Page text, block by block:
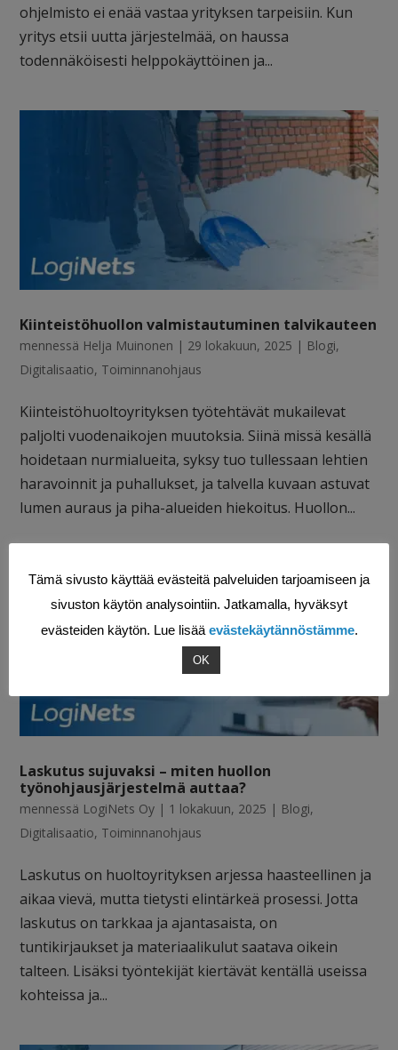
ohjelmisto ei enää vastaa yrityksen tarpeisiin. Kun
yritys etsii uutta järjestelmää, on haussa
todennäköisesti helppokäyttöinen ja...
Kiinteistöhuollon valmistautuminen talvikauteen
mennessä Helja Muinonen | 29 lokakuun, 2025 | Blogi,
Digitalisaatio, Toiminnanohjaus
Kiinteistöhuoltoyrityksen työtehtävät mukailevat
paljolti vuodenaikojen muutoksia. Siinä missä kesällä
hoidetaan nurmialueita, syksy tuo tullessaan lehtien
haravoinnit ja puhallukset, ja talvella kuvaan astuvat
lumen auraus ja piha-alueiden hiekoitus. Huollon...
Laskutus sujuvaksi – miten huollon
työnohjausjärjestelmä auttaa?
mennessä LogiNets Oy | 1 lokakuun, 2025 | Blogi,
Digitalisaatio, Toiminnanohjaus
Laskutus on huoltoyrityksen arjessa haasteellinen ja
aikaa vievä, mutta tietysti elintärkeä prosessi. Jotta
laskutus on tarkkaa ja ajantasaista, on
tuntikirjaukset ja materiaalikulut saatava oikein
talteen. Lisäksi työntekijät kiertävät kentällä useissa
kohteissa ja...
Tämä sivusto käyttää evästeitä palveluiden tarjoamiseen ja
sivuston käytön analysointiin. Jatkamalla, hyväksyt
evästeiden käytön. Lue lisää evästekäytännöstämme.
OK